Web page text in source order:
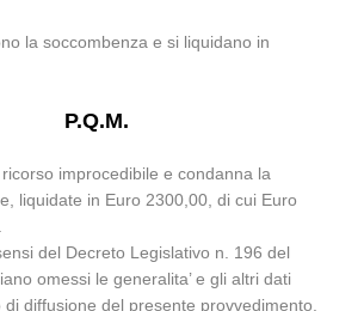
la soccombenza e si liquidano in
P.Q.M.
improcedibile e condanna la
liquidate in Euro 2300,00, di cui Euro
del Decreto Legislativo n. 196 del
omessi le generalita’ e gli altri dati
diffusione del presente provvedimento.